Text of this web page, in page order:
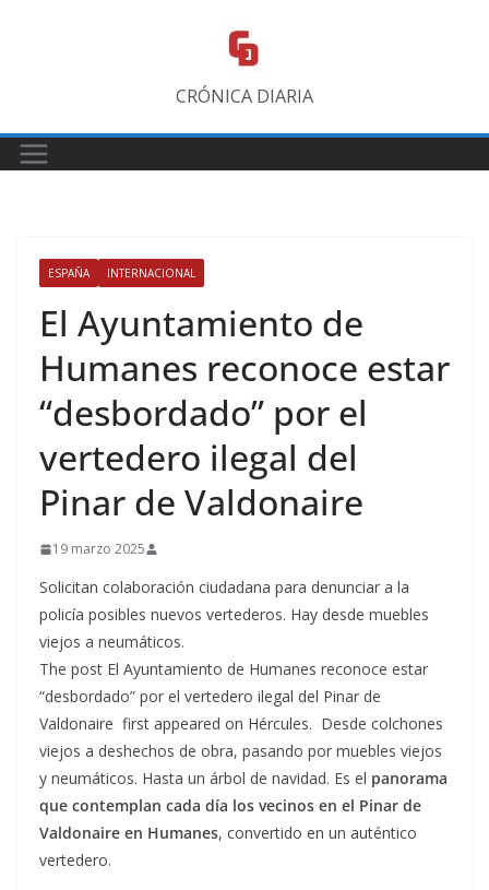
CRÓNICA DIARIA
ESPAÑA INTERNACIONAL
El Ayuntamiento de
Humanes reconoce estar
“desbordado” por el
vertedero ilegal del
Pinar de Valdonaire
19 marzo 2025
Solicitan colaboración ciudadana para denunciar a la
policía posibles nuevos vertederos. Hay desde muebles
viejos a neumáticos.
The post El Ayuntamiento de Humanes reconoce estar
“desbordado” por el vertedero ilegal del Pinar de
Valdonaire first appeared on Hércules. Desde colchones
viejos a deshechos de obra, pasando por muebles viejos
y neumáticos. Hasta un árbol de navidad. Es el panorama
que contemplan cada día los vecinos en el Pinar de
Valdonaire en Humanes, convertido en un auténtico
vertedero.